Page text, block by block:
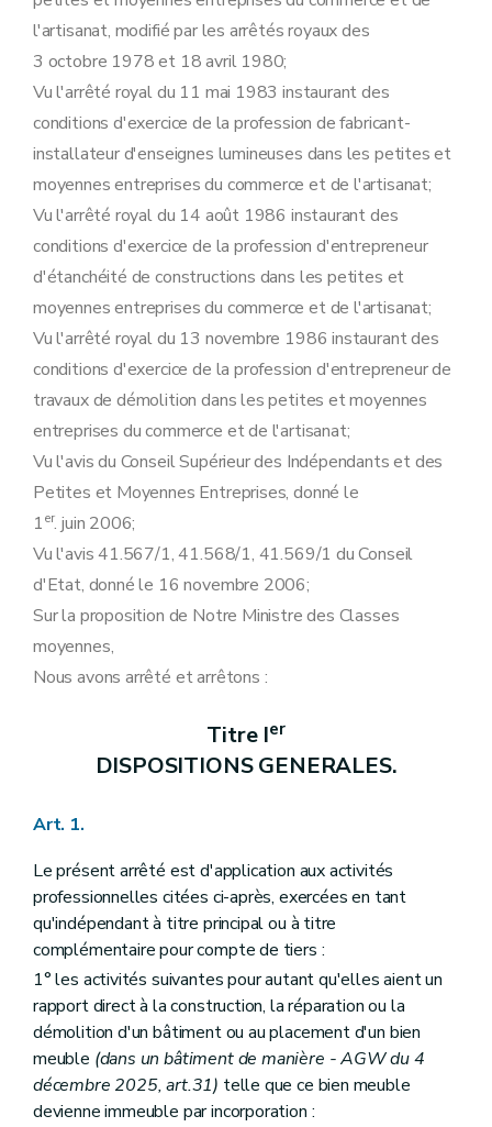
l'artisanat, modifié par les arrêtés royaux des
3 octobre 1978 et 18 avril 1980;
Vu l'arrêté royal du 11 mai 1983 instaurant des
conditions d'exercice de la profession de fabricant-
installateur d'enseignes lumineuses dans les petites et
moyennes entreprises du commerce et de l'artisanat;
Vu l'arrêté royal du 14 août 1986 instaurant des
conditions d'exercice de la profession d'entrepreneur
d'étanchéité de constructions dans les petites et
moyennes entreprises du commerce et de l'artisanat;
Vu l'arrêté royal du 13 novembre 1986 instaurant des
conditions d'exercice de la profession d'entrepreneur de
travaux de démolition dans les petites et moyennes
entreprises du commerce et de l'artisanat;
Vu l'avis du Conseil Supérieur des Indépendants et des
Petites et Moyennes Entreprises, donné le
1er. juin 2006;
Vu l'avis 41.567/1, 41.568/1, 41.569/1 du Conseil
d'Etat, donné le 16 novembre 2006;
Sur la proposition de Notre Ministre des Classes
moyennes,
Nous avons arrêté et arrêtons :
Titre Ier
DISPOSITIONS GENERALES.
Art. 1.
Le présent arrêté est d'application aux activités
professionnelles citées ci-après, exercées en tant
qu'indépendant à titre principal ou à titre
complémentaire pour compte de tiers :
1° les activités suivantes pour autant qu'elles aient un
rapport direct à la construction, la réparation ou la
démolition d'un bâtiment ou au placement d'un bien
meuble (dans un bâtiment de manière - AGW du 4
décembre 2025, art.31) telle que ce bien meuble
devienne immeuble par incorporation :